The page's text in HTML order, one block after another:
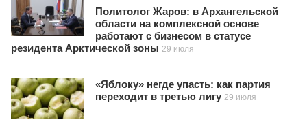
Политолог Жаров: в Архангельской
области на комплексной основе
работают с бизнесом в статусе
резидента Арктической зоны 29 июля
«Яблоку» негде упасть: как партия
переходит в третью лигу 29 июля